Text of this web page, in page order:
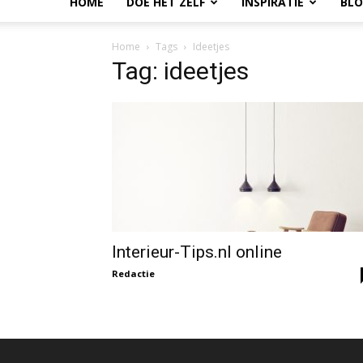
Home Tags Ideetjes
Tag: ideetjes
Interieur-Tips.nl online
Redactie